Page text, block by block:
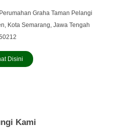
Graha Taman Pelangi
Kota Semarang, Jawa Tengah
Disini
Kami